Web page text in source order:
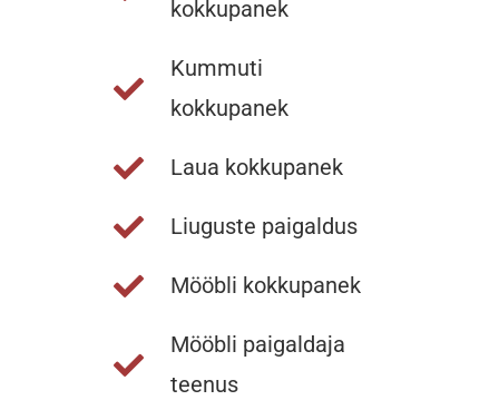
kokkupanek
Kummuti
kokkupanek
Laua kokkupanek
Liuguste paigaldus
Mööbli kokkupanek
Mööbli paigaldaja
teenus